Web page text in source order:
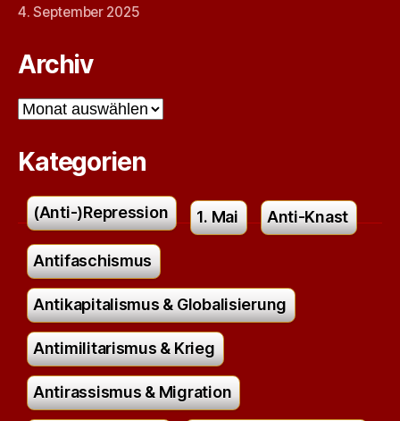
4. September 2025
Archiv
Archiv
Kategorien
(Anti-)Repression 1. Mai Anti-Knast
Antifaschismus
Antikapitalismus & Globalisierung
Antimilitarismus & Krieg
Antirassismus & Migration